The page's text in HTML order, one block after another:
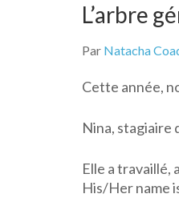
L’arbre
Par Natacha
Cette année,
Nina, stagiaire
Elle a travaillé,
His/Her name